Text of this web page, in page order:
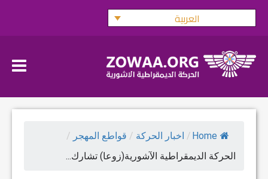
Skip
العربية
Home
/ اخبار الحركة / قواطع المهجر /
الحركة الديمقراطية الآشورية(زوعا) تشارك...